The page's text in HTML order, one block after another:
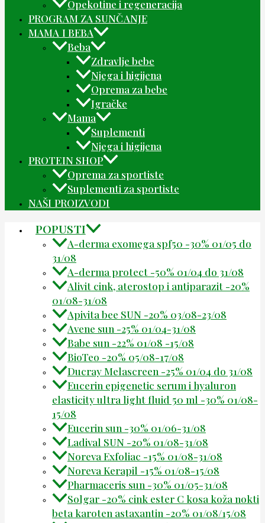
Opekotine i regeneracija
PROGRAM ZA SUNČANJE
MAMA I BEBA
Beba
Zdravlje bebe
Njega i higijena
Oprema za bebe
Igračke
Mama
Suplementi
Njega i higijena
PROTEIN SHOP
Oprema za sportiste
Suplementi za sportiste
NAŠI PROIZVODI
POPUSTI
A-derma exomega spf50 -30% 01/05 do
31/08
A-derma protect -50% 01/04 do 31/08
Alivit cink, aterostop i antiparazit -20%
01/08-31/08
Apivita bee SUN -20% 03/08-23/08
Avene sun -25% 01/04-31/08
Babe sun -22% 01/08 -15/08
BioTeo -20% 05/08-17/08
Ducray Melascreen -25% 01/04 do 31/08
Eucerin epigenetic serum i hyaluron
elasticity ultra light fluid 50 ml -30% 01/08-
15/08
Eucerin sun -30% 01/06-31/08
Ladival SUN -20% 01/08-31/08
Noreva Exfoliac -15% 01/08-31/08
Noreva Kerapil -15% 01/08-15/08
Pharmaceris sun -30% 01/05-31/08
Solgar -20% cink ester C kosa koža nokti
beta karoten astaxantin -20% 01/08/15/08